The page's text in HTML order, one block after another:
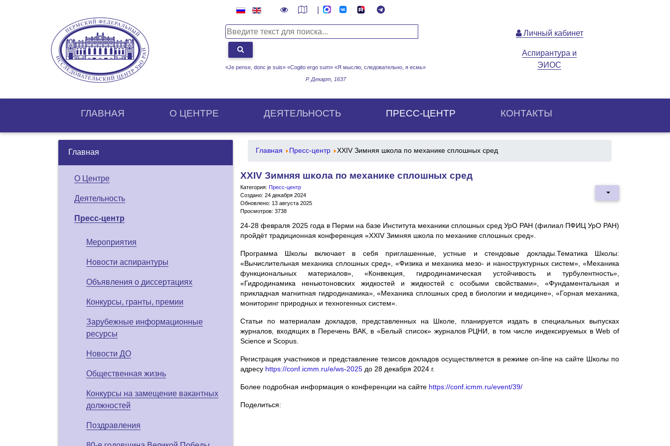
«Je pense, donc je suis» «Cogito ergo sum» «Я мыслю, следовательно, я есмь»
Р. Декарт, 1637
Личный кабинет
Аспирантура и
ЭИОС
ГЛАВНАЯ О ЦЕНТРE ДЕЯТЕЛЬНОСТЬ ПРЕСС-ЦЕНТР КОНТАКТЫ
Главная
О Центре
Деятельность
Пресс-центр
Мероприятия
Новости аспирантуры
Объявления о диссертациях
Конкурсы, гранты, премии
Зарубежные информационные
ресурсы
Новости ДО
Общественная жизнь
Конкурсы на замещение вакантных
должностей
Поздравления
Главная Пресс-центр XXIV Зимняя школа по механике сплошных сред
XXIV Зимняя школа по механике сплошных сред
Категория: Пресс-центр
Создано: 24 декабря 2024
Обновлено: 13 августа 2025
Просмотров: 3738
24-28 февраля 2025 года в Перми на базе Института механики сплошных сред УрО РАН (филиал ПФИЦ УрО РАН)
пройдёт традиционная конференция «XXIV Зимняя школа по механике сплошных сред».
Программа Школы включает в себя приглашенные, устные и стендовые доклады.Тематика Школы:
«Вычислительная механика сплошных сред», «Физика и механика мезо- и наноструктурных систем», «Механика
функциональных материалов», «Конвекция, гидродинамическая устойчивость и турбулентность»,
«Гидродинамика неньютоновских жидкостей и жидкостей с особыми свойствами», «Фундаментальная и
прикладная магнитная гидродинамика», «Механика сплошных сред в биологии и медицине», «Горная механика,
мониторинг природных и техногенных систем».
Статьи по материалам докладов, представленных на Школе, планируется издать в специальных выпусках
журналов, входящих в Перечень ВАК, в «Белый список» журналов РЦНИ, в том числе индексируемых в Web of
Science и Scopus.
Регистрация участников и представление тезисов докладов осуществляется в режиме on-line на сайте Школы по
адресу https://conf.icmm.ru/e/ws-2025 до 28 декабря 2024 г.
Более подробная информация о конференции на сайте https://conf.icmm.ru/event/39/
Поделиться: